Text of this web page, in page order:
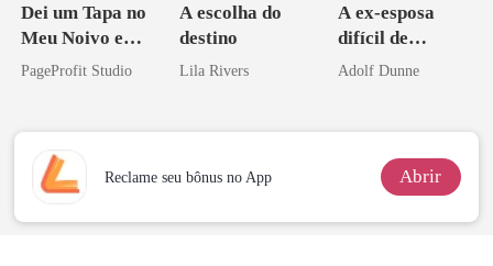
Dei um Tapa no
Meu Noivo e
Casei com o
PageProfit Studio
A escolha do
destino
Lila Rivers
A ex-esposa
difícil de
reconquistar
Adolf Dunne
Reclame seu bônus no App Abrir